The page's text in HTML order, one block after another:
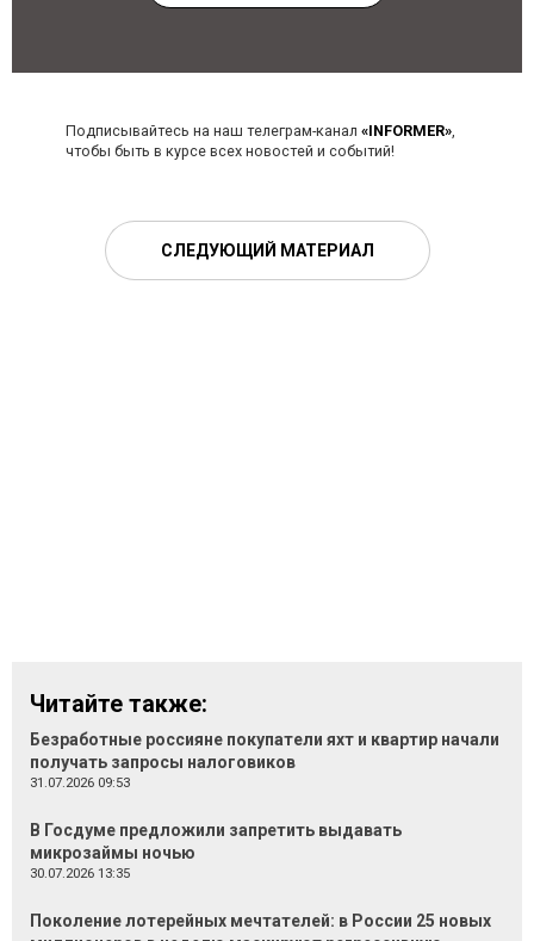
Подписывайтесь на наш телеграм-канал «INFORMER»,
чтобы быть в курсе всех новостей и событий!
СЛЕДУЮЩИЙ МАТЕРИАЛ
Читайте также:
Безработные россияне покупатели яхт и квартир начали
получать запросы налоговиков
31.07.2026 09:53
В Госдуме предложили запретить выдавать
микрозаймы ночью
30.07.2026 13:35
Поколение лотерейных мечтателей: в России 25 новых